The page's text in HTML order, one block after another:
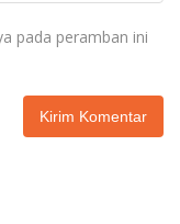
pada peramban ini